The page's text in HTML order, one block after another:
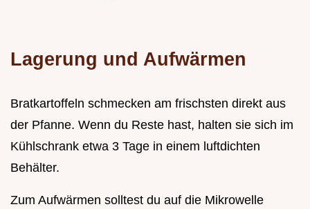
Lagerung und Aufwärmen
Bratkartoffeln schmecken am frischsten direkt aus
der Pfanne. Wenn du Reste hast, halten sie sich im
Kühlschrank etwa 3 Tage in einem luftdichten
Behälter.
Zum Aufwärmen solltest du auf die Mikrowelle